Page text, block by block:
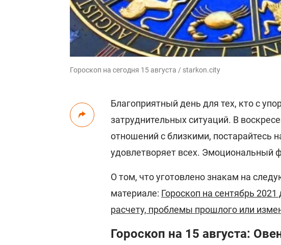
Гороскоп на сегодня 15 августа / starkon.city
Благоприятный день для тех, кто с
затруднительных ситуаций. В
отношений с близкими, постарайтесь
удовлетворяет всех. Эмоциональный
О том, что уготовлено знакам на
материале: Гороскоп на сентябрь
расчету, проблемы прошлого или
Гороскоп на 15 августа: